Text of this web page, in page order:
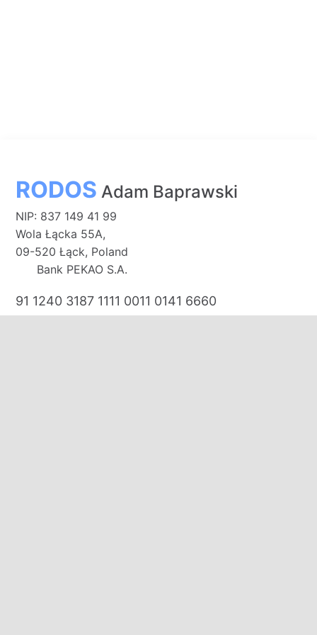
RODOS Adam Baprawski
NIP: 837 149 41 99
Wola Łącka 55A,
09-520 Łąck, Poland
Bank PEKAO S.A.
91 1240 3187 1111 0011 0141 6660